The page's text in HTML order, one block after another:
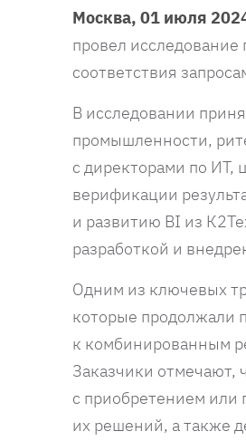
Москва, 01 июля
провел исследование
соответствия
В исследовании
промышленности,
с директорами по
верификации
и развитию BI из
разработкой и
Одним из ключевых
которые продолжали
к комбинированным
Заказчики отмечают,
с приобретением
их решений, а также